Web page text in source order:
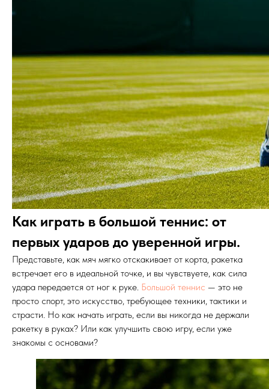
Как играть в большой теннис: от
первых ударов до уверенной игры.
Представьте, как мяч мягко отскакивает от корта, ракетка
встречает его в идеальной точке, и вы чувствуете, как сила
удара передается от ног к руке. Большой теннис — это не
просто спорт, это искусство, требующее техники, тактики и
страсти. Но как начать играть, если вы никогда не держали
ракетку в руках? Или как улучшить свою игру, если уже
знакомы с основами?